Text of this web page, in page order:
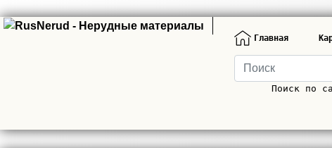
Главная
Поиск по